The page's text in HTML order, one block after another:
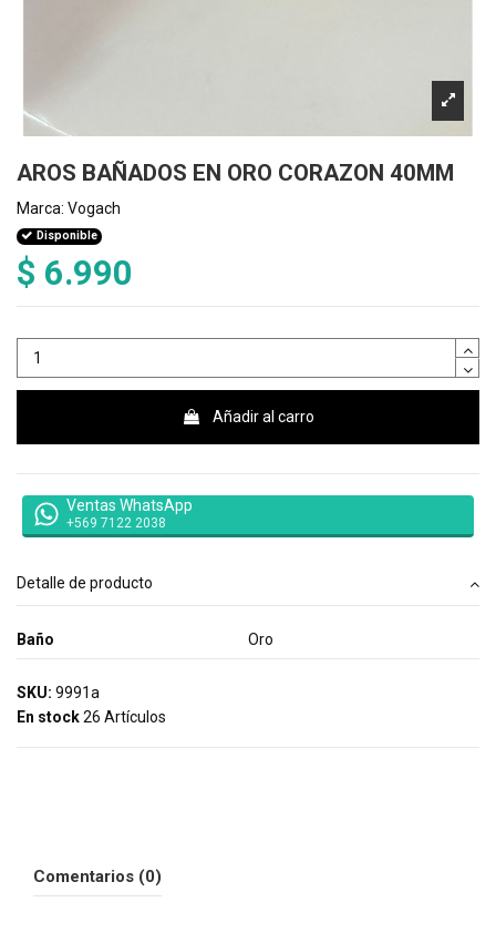
AROS BAÑADOS EN ORO CORAZON 40MM
Marca: Vogach
Disponible
$ 6.990
Añadir al carro
Ventas WhatsApp
+569 7122 2038
Detalle de producto
Baño Oro
SKU: 9991a
En stock26 Artículos
Comentarios (0)